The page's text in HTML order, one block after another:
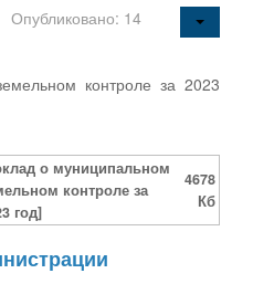
Опубликовано: 14
контроле за 2023
о муниципальном
контроле за
год]
4678
Кб